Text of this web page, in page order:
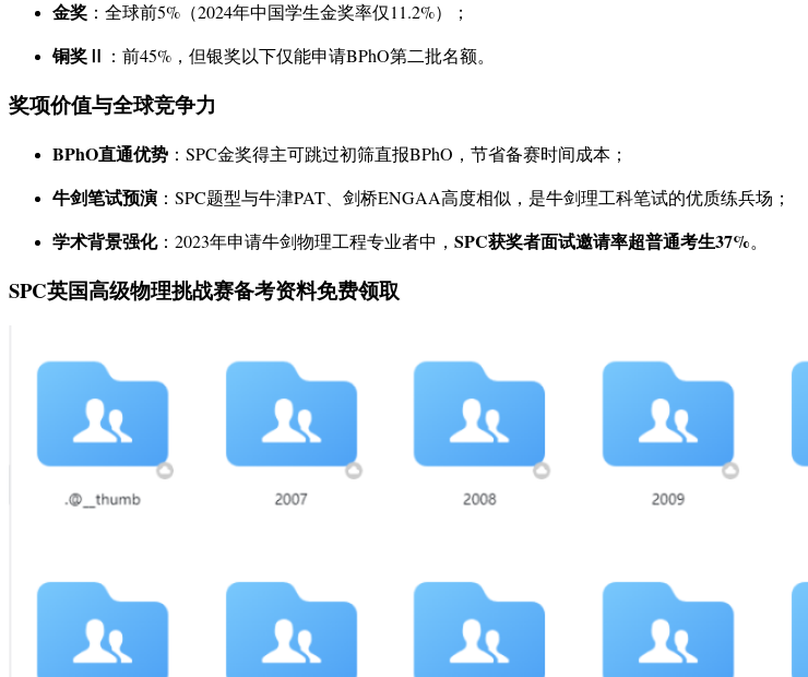
金奖 ：全球前5%（2024年中国学生金奖率仅11.2%）；
铜奖Ⅱ ：前45%，但银奖以下仅能申请BPhO第二批名额。
奖项价值与全球竞争力
BPhO直通优势 ：SPC金奖得主可跳过初筛直报BPhO，节省备赛时间成本；
牛剑笔试预演 ：SPC题型与牛津PAT、剑桥ENGAA高度相似，是牛剑理工科笔试的优质练兵场；
学术背景强化：2023年申请牛剑物理工程专业者中， SPC获奖者面试邀请率超普通考生37%。
SPC英国高级物理挑战赛备考资料免费领取